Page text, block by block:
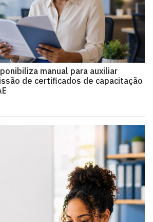
manual para auxiliar
de certificados de capacitação